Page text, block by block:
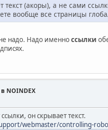
текст (акоры), а не сами
вообще все страницы
надо. Надо именноссылки
NOINDEX
он скрывает текст.
webmaster/controlling-